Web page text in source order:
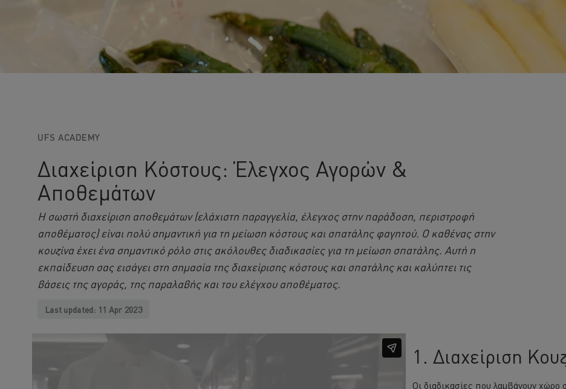
UFS ACADEMY
Διαχείριση Κόστους: Έλεγχος Αγορών &
Αποθεμάτων
Η σωστή διαχείριση αποθεμάτων (ελάχιστη παραγγελία, έλεγχος στην παράδοση, περιστροφή
αποθέματος) είναι πολύ σημαντική για τη μείωση κόστους και σπατάλης φαγητού. Ο καθένας στην
κουζίνα έχει ένα σημαντικό ρόλο στις ακόλουθες διαδικασίες για τη μείωση σπατάλης. Αυτή η
εκπαίδευση σας εισάγει στη σημασία της διαχείρισης κόστους και σπατάλης και καλύπτει τις
βάσεις της αγοράς, της παραλαβής και του ελέγχου αποθέματος.
Last updated: 11 Apr 2023
1. Διαχείριση
Οι διαδικασίες που λαμβάνουν χώρο